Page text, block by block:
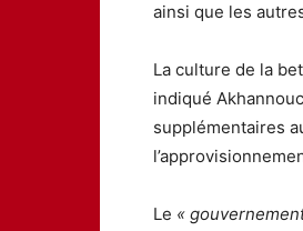
ainsi que les
La culture de la
indiqué
supplémentaires
Le «